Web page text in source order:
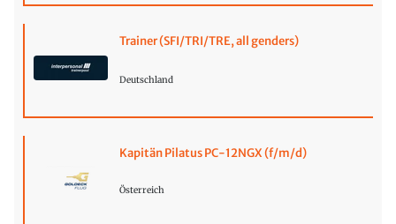
Trainer (SFI/TRI/TRE, all genders)
Deutschland
Kapitän Pilatus PC-12NGX (f/m/d)
Österreich